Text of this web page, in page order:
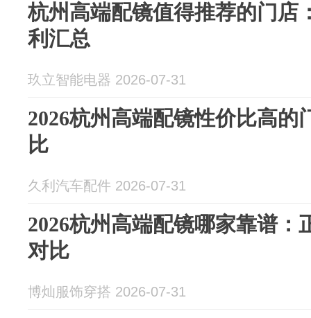
杭州高端配镜值得推荐的门店
利汇总
玖立智能电器 2026-07-31
2026杭州高端配镜性价比高的
比
久利汽车配件 2026-07-31
2026杭州高端配镜哪家靠谱：
对比
博灿服饰穿搭 2026-07-31